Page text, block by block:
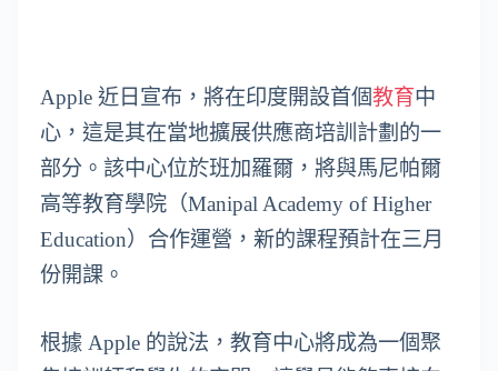
Apple 近日宣布，將在印度開設首個教育中
心，這是其在當地擴展供應商培訓計劃的一
部分。該中心位於班加羅爾，將與馬尼帕爾
高等教育學院（Manipal Academy of Higher
Education）合作運營，新的課程預計在三月
份開課。
根據 Apple 的說法，教育中心將成為一個聚